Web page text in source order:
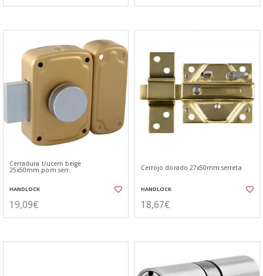
Cerradura t/ucem beige
25x50mm.pom.serr.
HANDLOCK
19,09€
Cerrojo dorado 27x50mm.serreta
HANDLOCK
18,67€